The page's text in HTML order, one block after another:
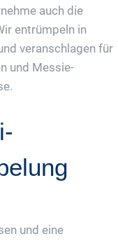
auch die
entrümpeln in
veranschlagen für
und Messie-
und eine